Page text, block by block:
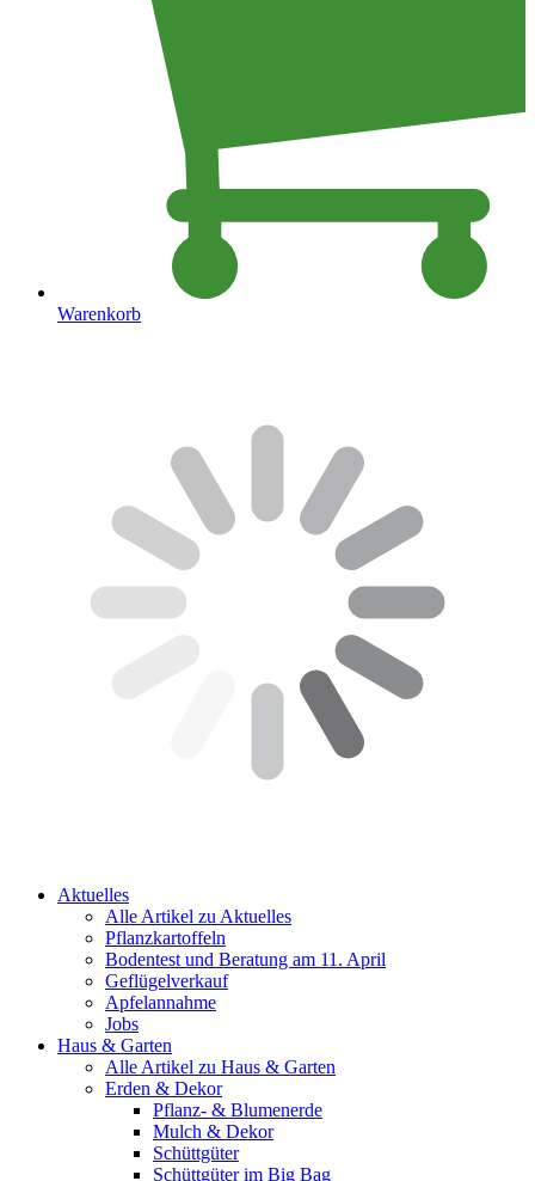
Warenkorb
Aktuelles
Alle Artikel zu Aktuelles
Pflanzkartoffeln
Bodentest und Beratung am 11. April
Geflügelverkauf
Apfelannahme
Jobs
Haus & Garten
Alle Artikel zu Haus & Garten
Erden & Dekor
Pflanz- & Blumenerde
Mulch & Dekor
Schüttgüter
Schüttgüter im Big Bag